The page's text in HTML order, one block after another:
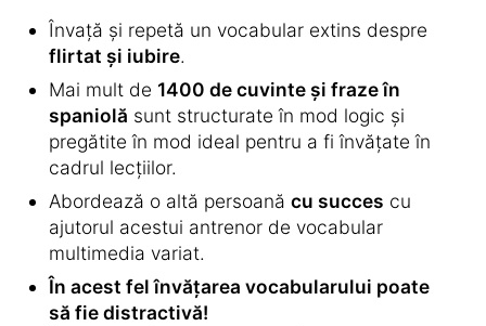
Învață și repetă un vocabular extins despre
flirtat și iubire.
Mai mult de 1400 de cuvinte și fraze în
spaniolă sunt structurate în mod logic și
pregătite în mod ideal pentru a fi învățate în
cadrul lecțiilor.
Abordează o altă persoană cu succes cu
ajutorul acestui antrenor de vocabular
multimedia variat.
În acest fel învățarea vocabularului poate
să fie distractivă!